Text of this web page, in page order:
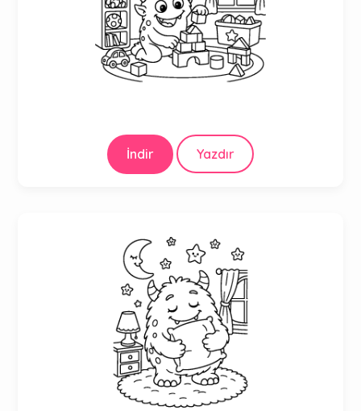
İndir Yazdır